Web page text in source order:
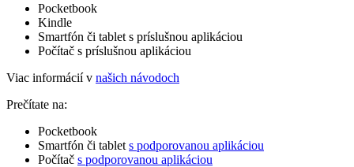
Pocketbook
Kindle
Smartfón či tablet s príslušnou aplikáciou
Počítač s príslušnou aplikáciou
Viac informácií v našich návodoch
Prečítate na:
Pocketbook
Smartfón či tablet s podporovanou aplikáciou
Počítač s podporovanou aplikáciou